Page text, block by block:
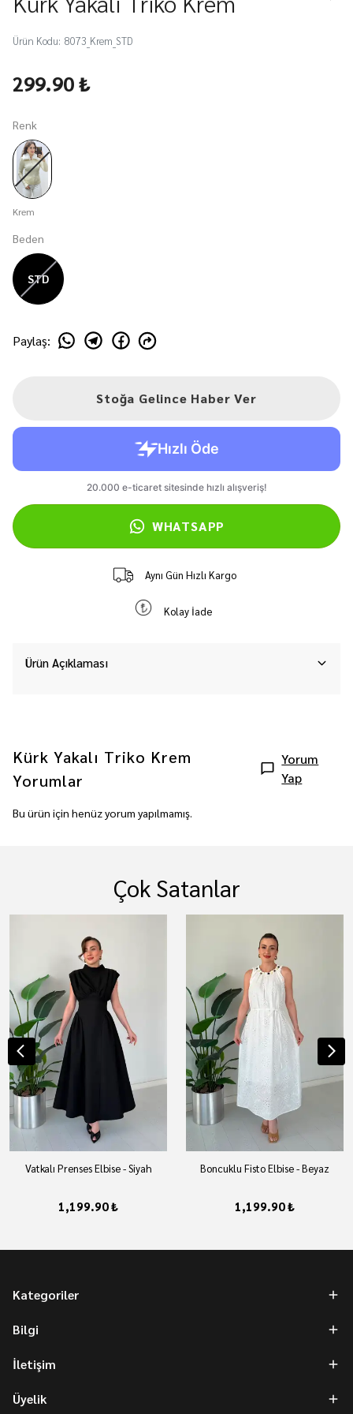
Ürün Kodu: 8073_Krem_STD
299.90 ₺
Renk
Krem
Beden
STD
Paylaş:
Stoğa Gelince Haber Ver
WHATSAPP
Aynı Gün Hızlı Kargo
Kolay İade
Ürün Açıklaması
Kürk Yakalı Triko Krem
Yorumlar
Yorum
Yap
Bu ürün için henüz yorum yapılmamış.
Çok Satanlar
Vatkalı Prenses Elbise - Siyah
1,199.90 ₺
Boncuklu Fisto Elbise - Beyaz
1,199.90 ₺
Kategoriler
Bilgi
İletişim
Üyelik